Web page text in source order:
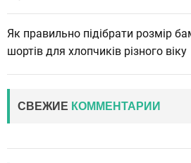
Як правильно підібрати розмір
шортів для хлопчиків різного віку
СВЕЖИЕ КОММЕНТАРИИ